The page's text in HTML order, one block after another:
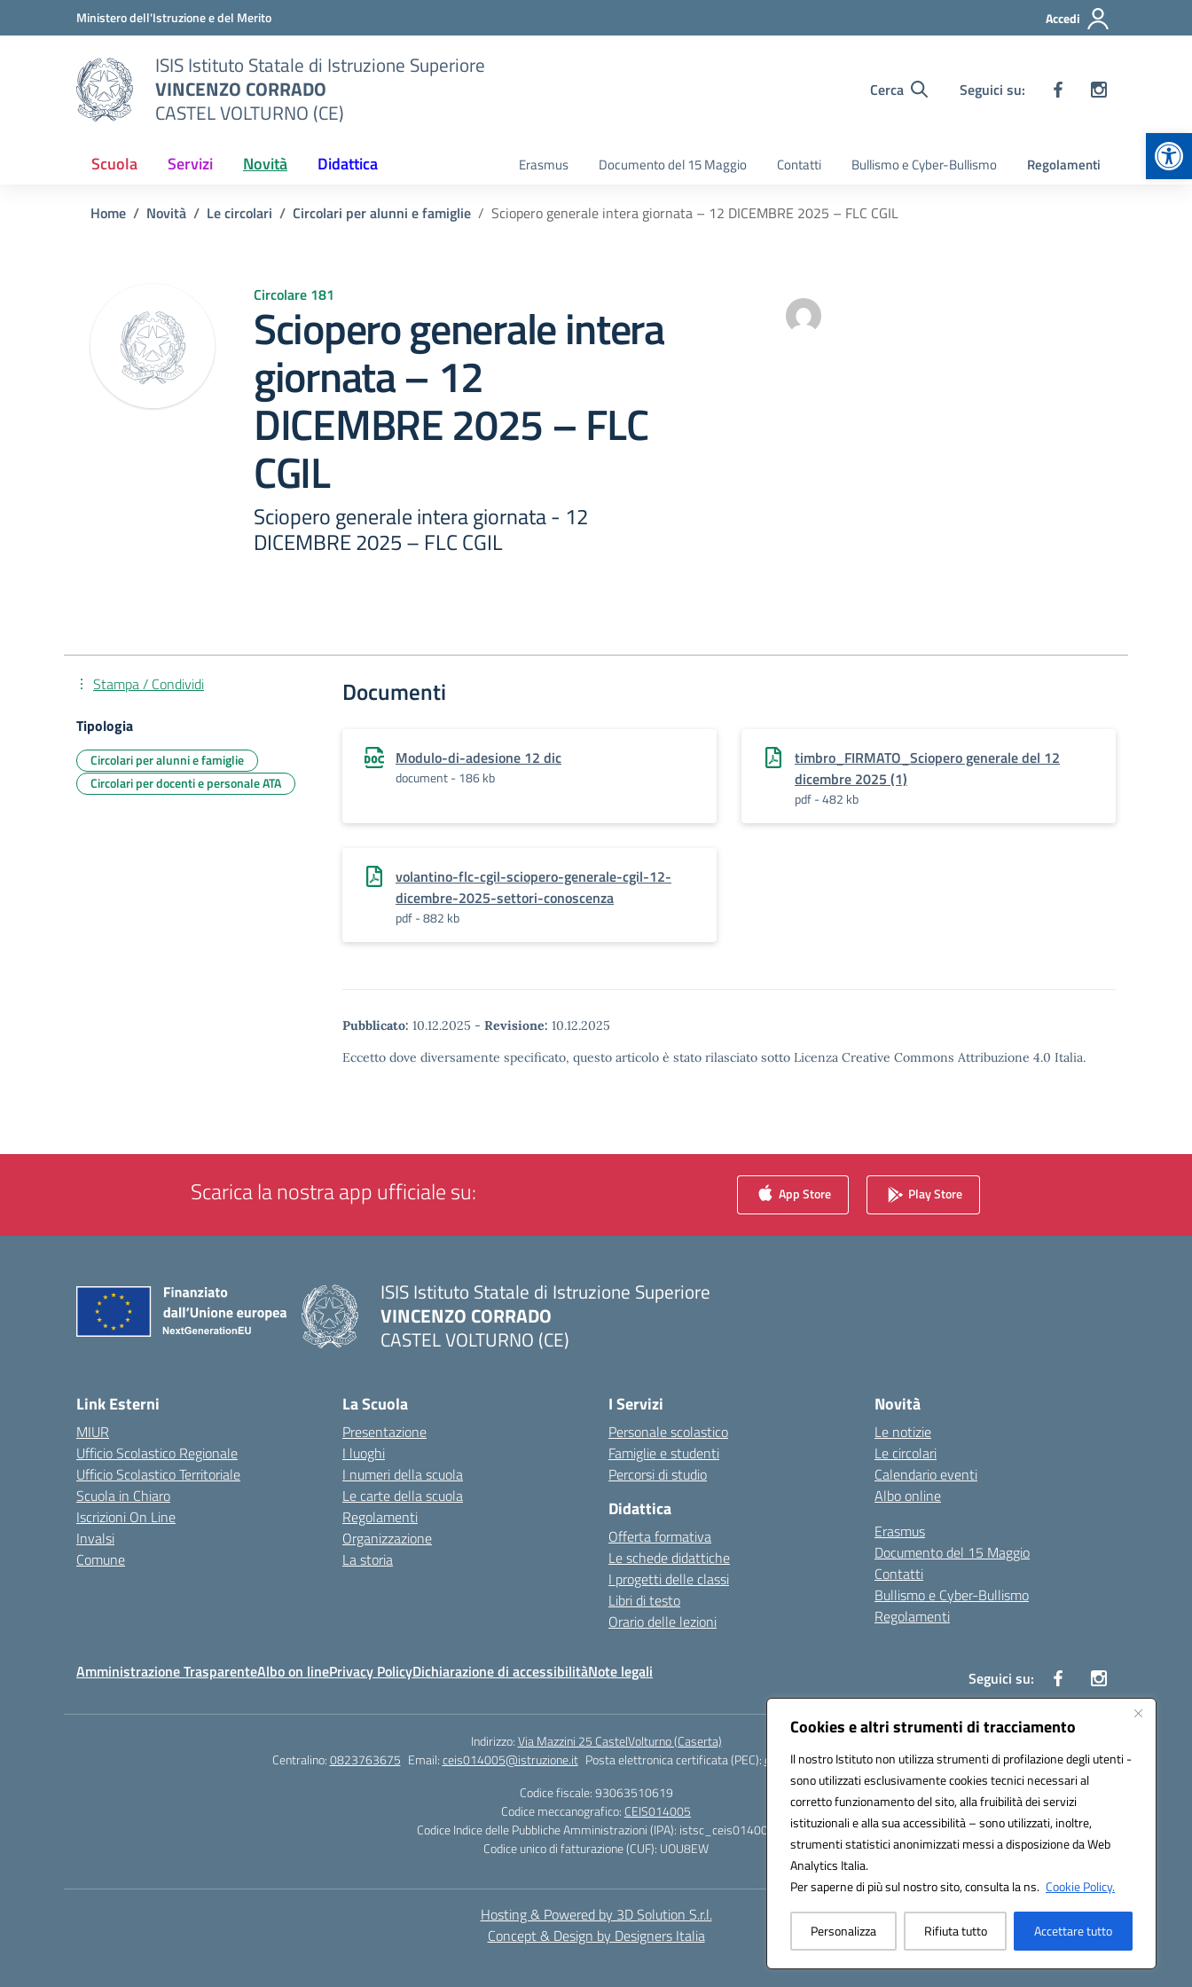
Cookies e altri strumenti di tracciamento
Il nostro Istituto non utilizza strumenti di profilazione degli utenti -
sono utilizzati esclusivamente cookies tecnici necessari al
corretto funzionamento del sito, alla fruibilità dei servizi
istituzionali e alla sua accessibilità – sono utilizzati, inoltre,
strumenti statistici anonimizzati messi a disposizione da Web
Analytics Italia.
Per saperne di più sul nostro sito, consulta la ns. Cookie Policy.
Personalizza Rifiuta tutto Accettare tutto
Vai ai contenuti
Vai al menu di navigazioneMinistero dell'Istruzione e del Merito Accedi
ISIS Istituto Statale di Istruzione Superiore
VINCENZO CORRADO
CASTEL VOLTURNO (CE)
Cerca Seguici su:
Scuola Servizi Novità Didattica Erasmus Documento del 15 Maggio Contatti Bullismo e Cyber-Bullismo Regolamenti
Home Novità Le circolari Circolari per alunni e famiglie Sciopero generale intera giornata – 12 DICEMBRE 2025 – FLC CGIL
Circolare 181
Sciopero generale intera
giornata – 12
DICEMBRE 2025 – FLC
CGIL
Sciopero generale intera giornata - 12
DICEMBRE 2025 – FLC CGIL
Documenti
Modulo-di-adesione 12 dic
document - 186 kb
timbro_FIRMATO_Sciopero generale del 12
dicembre 2025 (1)
pdf - 482 kb
volantino-flc-cgil-sciopero-generale-cgil-12-
dicembre-2025-settori-conoscenza
pdf - 882 kb
Pubblicato: 10.12.2025 - Revisione: 10.12.2025
Eccetto dove diversamente specificato, questo articolo è stato rilasciato sotto Licenza Creative Commons Attribuzione 4.0 Italia.
Stampa / Condividi
Tipologia
Circolari per alunni e famiglie
Circolari per docenti e personale ATA
Scarica la nostra app ufficiale su: App Store Play Store
ISIS Istituto Statale di Istruzione Superiore
VINCENZO CORRADO
CASTEL VOLTURNO (CE)
Link Esterni
MIUR
Ufficio Scolastico Regionale
Ufficio Scolastico Territoriale
Scuola in Chiaro
Iscrizioni On Line
Invalsi
Comune
La Scuola
Presentazione
I luoghi
I numeri della scuola
Le carte della scuola
Regolamenti
Organizzazione
La storia
I Servizi
Personale scolastico
Famiglie e studenti
Percorsi di studio
Didattica
Offerta formativa
Le schede didattiche
I progetti delle classi
Libri di testo
Orario delle lezioni
Novità
Le notizie
Le circolari
Calendario eventi
Albo online
Erasmus
Documento del 15 Maggio
Contatti
Bullismo e Cyber-Bullismo
Regolamenti
Amministrazione TrasparenteAlbo on linePrivacy PolicyDichiarazione di accessibilitàNote legali Seguici su:
Indirizzo:Via Mazzini 25 CastelVolturno (Caserta)
Centralino:0823763675 Email:ceis014005@istruzione.it Posta elettronica certificata (PEC):ceis014005@pec.istruzione.it
Codice fiscale: 93063510619
Codice meccanografico: CEIS014005
Codice Indice delle Pubbliche Amministrazioni (IPA): istsc_ceis014005
Codice unico di fatturazione (CUF): UOU8EW
Hosting & Powered by 3D Solution S.r.l.
Concept & Design by Designers Italia